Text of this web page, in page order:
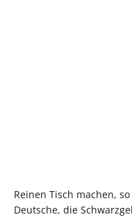
Reinen Tisch machen,
Deutsche, die